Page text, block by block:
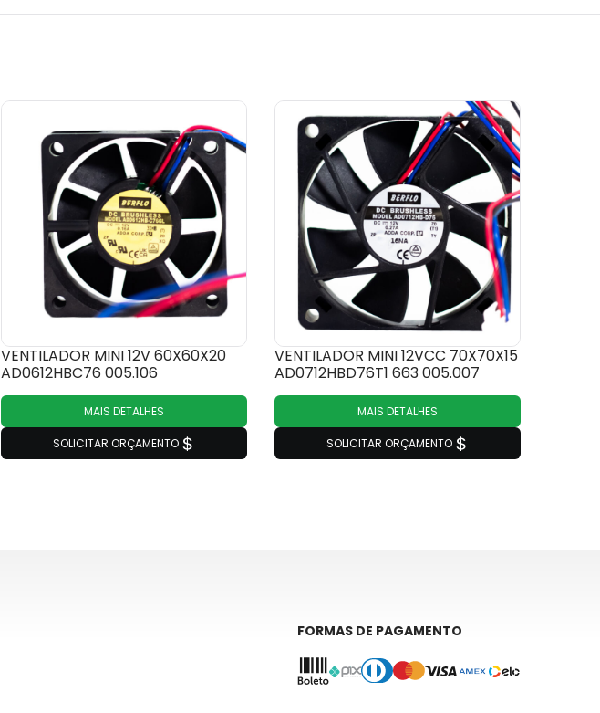
VENTILADOR MINI 12V 60X60X20
AD0612HBC76 005.106
MAIS DETALHES
SOLICITAR ORÇAMENTO
VENTILADOR MINI 12VCC 70X70X15
AD0712HBD76T1 663 005.007
MAIS DETALHES
SOLICITAR ORÇAMENTO
FORMAS DE PAGAMENTO